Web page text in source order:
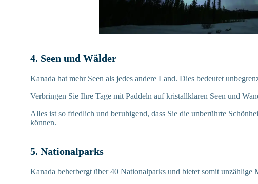
4. Seen und Wälder
Kanada hat mehr Seen als jedes andere Land. Dies bedeutet
Verbringen Sie Ihre Tage mit Paddeln auf kristallklaren Seen und
Alles ist so friedlich und beruhigend, dass Sie die unberührte
können.
5. Nationalparks
Kanada beherbergt über 40 Nationalparks und bietet somit